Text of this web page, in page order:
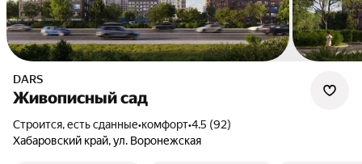
DARS
Живописный сад
Строится, есть сданные•комфорт•4.5 (92)
Хабаровский край, ул. Воронежская